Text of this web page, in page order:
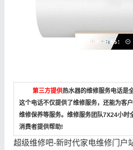
第三方提供热水器的维修服务电话是
这个电话不仅提供了维修服务，还能为客
维修保养等服务。维修服务团队7X24小时
消费者提供帮助!
超级维修吧-新时代家电维修门户